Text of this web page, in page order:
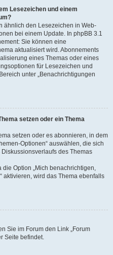
Lesezeichen und einem
ähnlich den Lesezeichen in Web-
bei einem Update. In phpBB 3.1
Sie können eine
aktualisiert wird. Abonnements
eines Themas oder eines
für Lesezeichen und
unter „Benachrichtigungen
setzen oder ein Thema
setzen oder es abonnieren, in dem
Optionen“ auswählen, die sich
des Themas
Option „Mich benachrichtigen,
aktivieren, wird das Thema ebenfalls
Sie im Forum den Link „Forum
Seite befindet.